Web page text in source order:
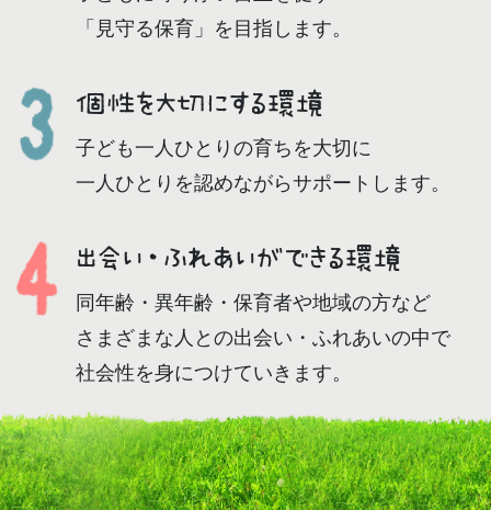
「見守る保育」を目指します。
個性を大切にする環境
子ども一人ひとりの育ちを大切に
一人ひとりを認めながらサポートします。
出会い・ふれあいができる環境
同年齢・異年齢・保育者や地域の方など
さまざまな人との出会い・ふれあいの中で
社会性を身につけていきます。